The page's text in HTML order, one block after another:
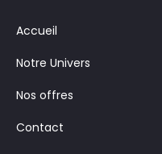
Accueil
Notre Univers
Nos offres
Contact